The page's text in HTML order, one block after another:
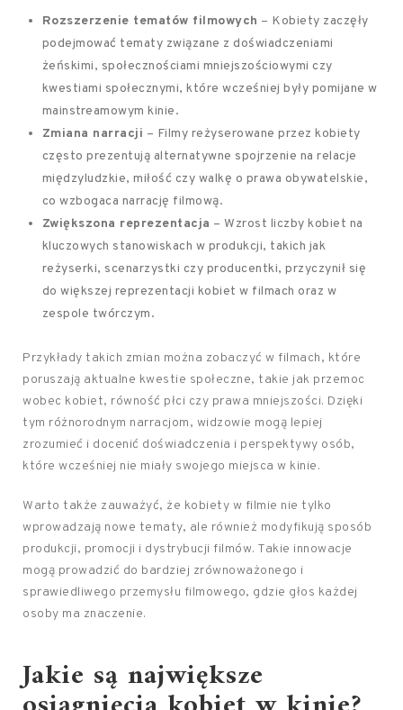
Rozszerzenie tematów filmowych – Kobiety zaczęły
podejmować tematy związane z doświadczeniami
żeńskimi, społecznościami mniejszościowymi czy
kwestiami społecznymi, które wcześniej były pomijane w
mainstreamowym kinie.
Zmiana narracji – Filmy reżyserowane przez kobiety
często prezentują alternatywne spojrzenie na relacje
międzyludzkie, miłość czy walkę o prawa obywatelskie,
co wzbogaca narrację filmową.
Zwiększona reprezentacja – Wzrost liczby kobiet na
kluczowych stanowiskach w produkcji, takich jak
reżyserki, scenarzystki czy producentki, przyczynił się
do większej reprezentacji kobiet w filmach oraz w
zespole twórczym.
Przykłady takich zmian można zobaczyć w filmach, które
poruszają aktualne kwestie społeczne, takie jak przemoc
wobec kobiet, równość płci czy prawa mniejszości. Dzięki
tym różnorodnym narracjom, widzowie mogą lepiej
zrozumieć i docenić doświadczenia i perspektywy osób,
które wcześniej nie miały swojego miejsca w kinie.
Warto także zauważyć, że kobiety w filmie nie tylko
wprowadzają nowe tematy, ale również modyfikują sposób
produkcji, promocji i dystrybucji filmów. Takie innowacje
mogą prowadzić do bardziej zrównoważonego i
sprawiedliwego przemysłu filmowego, gdzie głos każdej
osoby ma znaczenie.
Jakie są największe